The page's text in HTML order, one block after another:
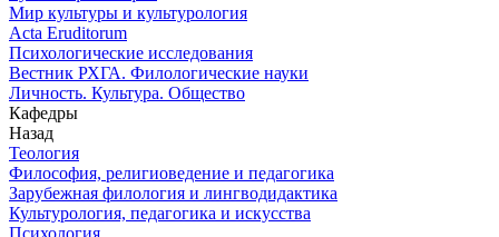
Мир культуры и культурология
Acta Eruditorum
Психологические исследования
Вестник РХГА. Филологические науки
Личность. Культура. Общество
Кафедры
Назад
Теология
Философия, религиоведение и педагогика
Зарубежная филология и лингводидактика
Культурология, педагогика и искусства